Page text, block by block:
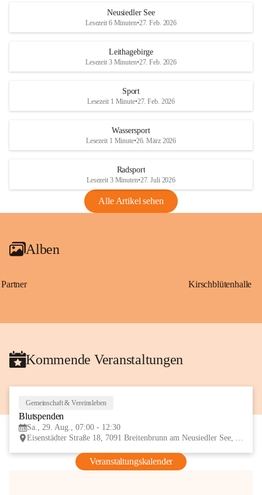
S
und den daraus folgenden wirtschaftlichen
Maßnahmen zur Bekämpfung
Rebe und der Amerikanischen
Anhang VBl. EU Nr. 18
1 Seite•1,4 MB
VBl. EU Nr. 18_2026
r
S
Neusiedler See
Lesezeit 6 Minuten•27. Feb. 2026
Leithagebirge
Lesezeit 3 Minuten•27. Feb. 2026
Sport
Lesezeit 1 Minute•27. Feb. 2026
Wassersport
Lesezeit 1 Minute•26. März 2026
Radsport
Lesezeit 3 Minuten•27. Juli 2026
Alle Artikel sehen
Alben
Partner Kirschblütenhalle
Kommende Veranstaltungen
Gemeinschaft & Vereinsleben
Blutspenden
Sa., 29. Aug., 07:00 - 12:30
Eisenstädter Straße 18, 7091 Breitenbrunn am Neusiedler See, AUT
Veranstaltungskalender